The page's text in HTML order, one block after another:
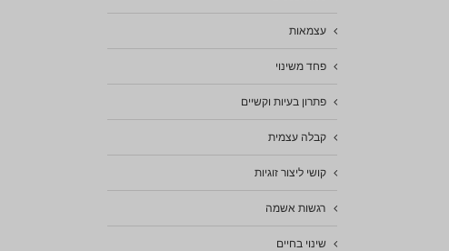
עצמאות
פחד משינוי
פתרון בעיות וקשיים
קבלה עצמית
קושי ליצור זוגיות
רגשות אשמה
שינוי בחיים